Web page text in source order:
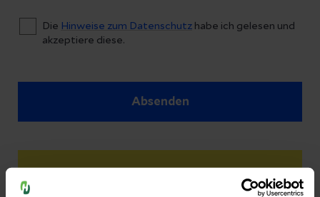
Die Hinweise zum Datenschutz habe ich gelesen und
akzeptiere diese.
Absenden